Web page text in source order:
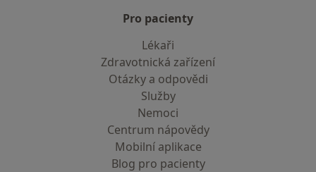
Pro pacienty
Lékaři
Zdravotnická zařízení
Otázky a odpovědi
Služby
Nemoci
Centrum nápovědy
Mobilní aplikace
Blog pro pacienty